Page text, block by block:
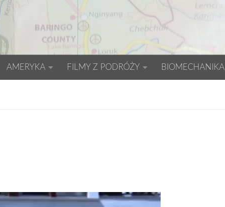
AMERYKA FILMY Z PODRÓŻY BIOMECHANIKA